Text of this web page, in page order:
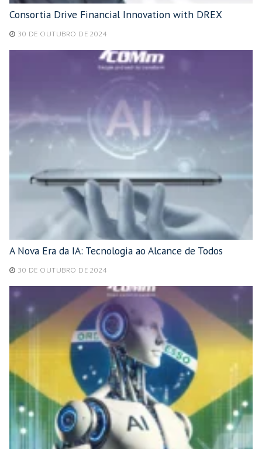
Consortia Drive Financial Innovation with DREX
30 DE OUTUBRO DE 2024
A Nova Era da IA: Tecnologia ao Alcance de Todos
30 DE OUTUBRO DE 2024